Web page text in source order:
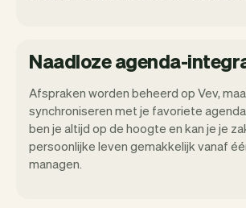
Naadloze agenda-
Afspraken worden beheerd op Vev,
synchroniseren met je favoriete
ben je altijd op de hoogte en kan je je
persoonlijke leven gemakkelijk vanaf
managen.